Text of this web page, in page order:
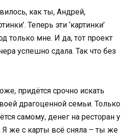
как ты, Андрей,
Теперь эти ‘картинки’
только мне. И да, тот проект
успешно сдала. Так что без
придётся срочно искать
драгоценной семьи. Только
самому, денег на ресторан у
Я же с карты всё сняла – ты же